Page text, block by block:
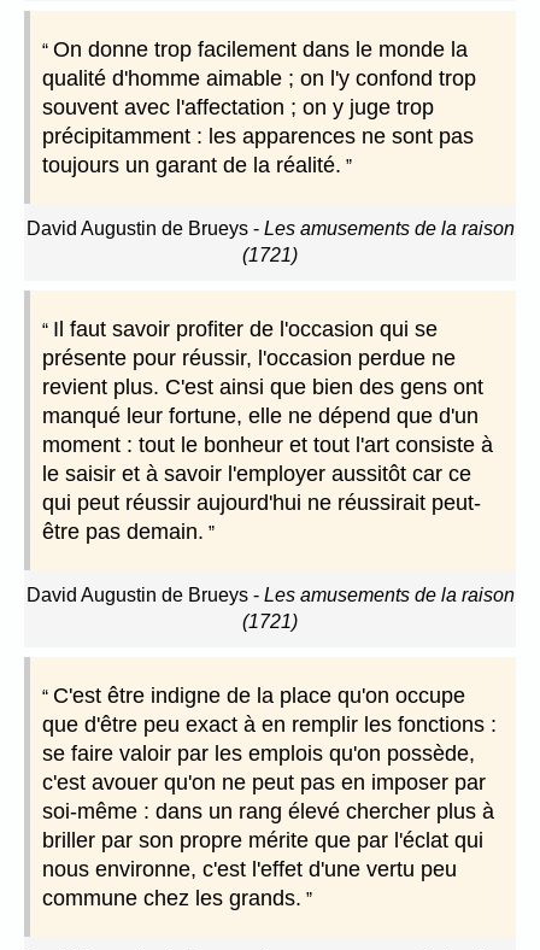
On donne trop facilement dans le monde la
qualité d'homme aimable ; on l'y confond trop
souvent avec l'affectation ; on y juge trop
précipitamment : les apparences ne sont pas
toujours un garant de la réalité.
David Augustin de Brueys- Les amusements de la raison
(1721)
Il faut savoir profiter de l'occasion qui se
présente pour réussir, l'occasion perdue ne
revient plus. C'est ainsi que bien des gens ont
manqué leur fortune, elle ne dépend que d'un
moment : tout le bonheur et tout l'art consiste à
le saisir et à savoir l'employer aussitôt car ce
qui peut réussir aujourd'hui ne réussirait peut-
être pas demain.
David Augustin de Brueys- Les amusements de la raison
(1721)
C'est être indigne de la place qu'on occupe
que d'être peu exact à en remplir les fonctions :
se faire valoir par les emplois qu'on possède,
c'est avouer qu'on ne peut pas en imposer par
soi-même : dans un rang élevé chercher plus à
briller par son propre mérite que par l'éclat qui
nous environne, c'est l'effet d'une vertu peu
commune chez les grands.